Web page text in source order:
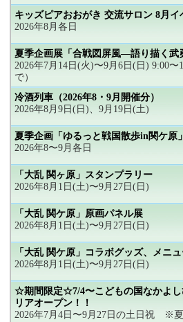
キッズピアおおがき 交流サロン 8月イ
2026年8月各日
夏季企画展「合戦図屏風―語り描く武
2026年7月14日(火)〜9月6日(日) 9:00〜
で）
冷酒列車（2026年8・9月開催分）
2026年8月9日(日)、9月19日(土)
夏季企画「ゆるっと戦国散歩in関ケ原」
2026年8〜9月各日
「大乱 関ヶ原」スタンプラリー
2026年8月1日(土)〜9月27日(日)
「大乱 関ケ原」原画パネル展
2026年8月1日(土)〜9月27日(日)
「大乱 関ケ原」コラボグッズ、メニ
2026年8月1日(土)〜9月27日(日)
☆期間限定☆7/4〜こどもの国なかよし
リアオープン！！
2026年7月4日〜9月27日の土日祝 ※